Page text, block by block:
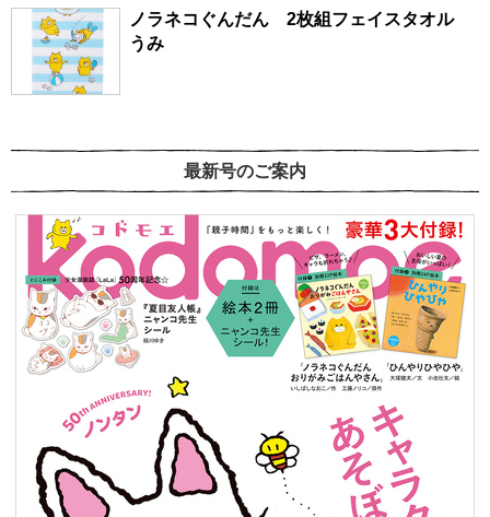
ノラネコぐんだん 2枚組フェイスタオル
うみ
最新号のご案内